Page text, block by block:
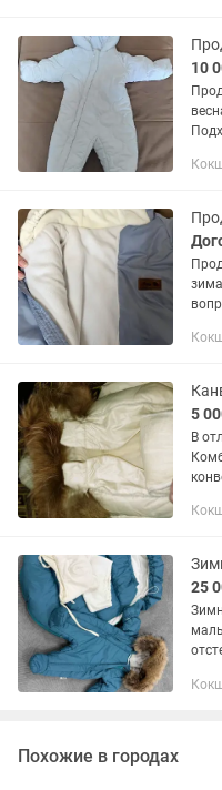
10
5
В
25
Похожие в городах